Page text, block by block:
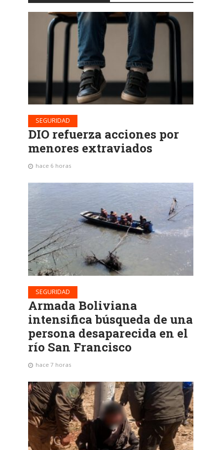
SEGURIDAD
DIO refuerza acciones por
menores extraviados
hace 6 horas
SEGURIDAD
Armada Boliviana
intensifica búsqueda de una
persona desaparecida en el
río San Francisco
hace 7 horas